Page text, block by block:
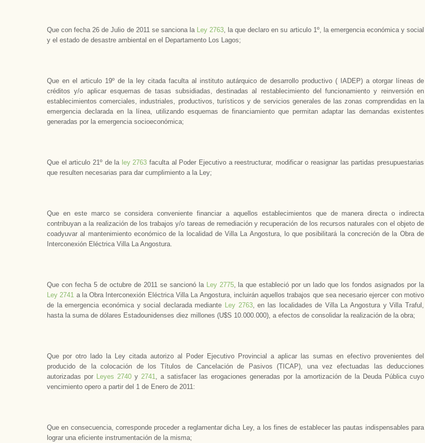
Que con fecha 26 de Julio de 2011 se sanciona la Ley 2763, la que declaro en su articulo 1º, la emergencia económica y social
y el estado de desastre ambiental en el Departamento Los Lagos;
Que en el articulo 19º de la ley citada faculta al instituto autárquico de desarrollo productivo ( IADEP) a otorgar líneas de
créditos y/o aplicar esquemas de tasas subsidiadas, destinadas al restablecimiento del funcionamiento y reinversión en
establecimientos comerciales, industriales, productivos, turísticos y de servicios generales de las zonas comprendidas en la
emergencia declarada en la línea, utilizando esquemas de financiamiento que permitan adaptar las demandas existentes
generadas por la emergencia socioeconómica;
Que el articulo 21º de la ley 2763 faculta al Poder Ejecutivo a reestructurar, modificar o reasignar las partidas presupuestarias
que resulten necesarias para dar cumplimiento a la Ley;
Que en este marco se considera conveniente financiar a aquellos establecimientos que de manera directa o indirecta
contribuyan a la realización de los trabajos y/o tareas de remediación y recuperación de los recursos naturales con el objeto de
coadyuvar al mantenimiento económico de la localidad de Villa La Angostura, lo que posibilitará la concreción de la Obra de
Interconexión Eléctrica Villa La Angostura.
Que con fecha 5 de octubre de 2011 se sancionó la Ley 2775, la que estableció por un lado que los fondos asignados por la
Ley 2741 a la Obra Interconexión Eléctrica Villa La Angostura, incluirán aquellos trabajos que sea necesario ejercer con motivo
de la emergencia económica y social declarada mediante Ley 2763, en las localidades de Villa La Angostura y Villa Traful,
hasta la suma de dólares Estadounidenses diez millones (U$S 10.000.000), a efectos de consolidar la realización de la obra;
Que por otro lado la Ley citada autorizo al Poder Ejecutivo Provincial a aplicar las sumas en efectivo provenientes del
producido de la colocación de los Títulos de Cancelación de Pasivos (TICAP), una vez efectuadas las deducciones
autorizadas por Leyes 2740 y 2741, a satisfacer las erogaciones generadas por la amortización de la Deuda Pública cuyo
vencimiento opero a partir del 1 de Enero de 2011:
Que en consecuencia, corresponde proceder a reglamentar dicha Ley, a los fines de establecer las pautas indispensables para
lograr una eficiente instrumentación de la misma;